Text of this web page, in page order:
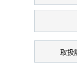
取扱